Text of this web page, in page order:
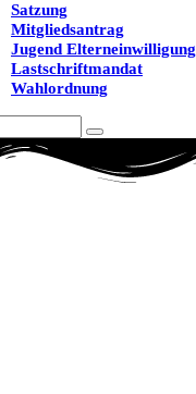
Satzung
Mitgliedsantrag
Jugend Elterneinwilligung
Lastschriftmandat
Wahlordnung